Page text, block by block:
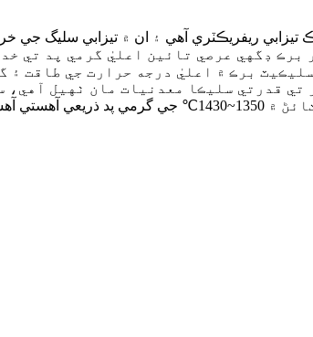
تي قدرتي سليڪا معدنيات مان ٺهيل آهي،